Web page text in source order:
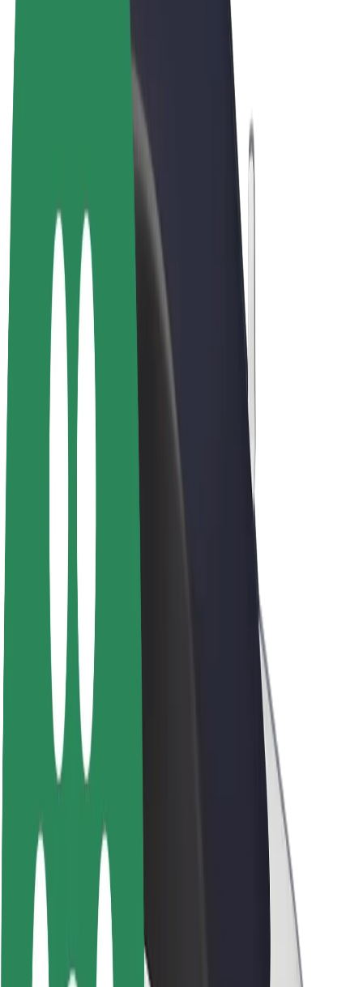
Bolt Drive
Bolt for Business
Vélos électriques
Bolt Plus
Générez des revenus avec Bolt
Chauffeur
Revenus du chauffeur
Rejoignez-nous
À propos de Bolt
La durabilité chez Bolt
Project Zero
Blog
Actualités
Lignes directrices de marque
Relations investisseurs
Équipe de direction
La marque
Ressources
Fonds urbain
Sécurité